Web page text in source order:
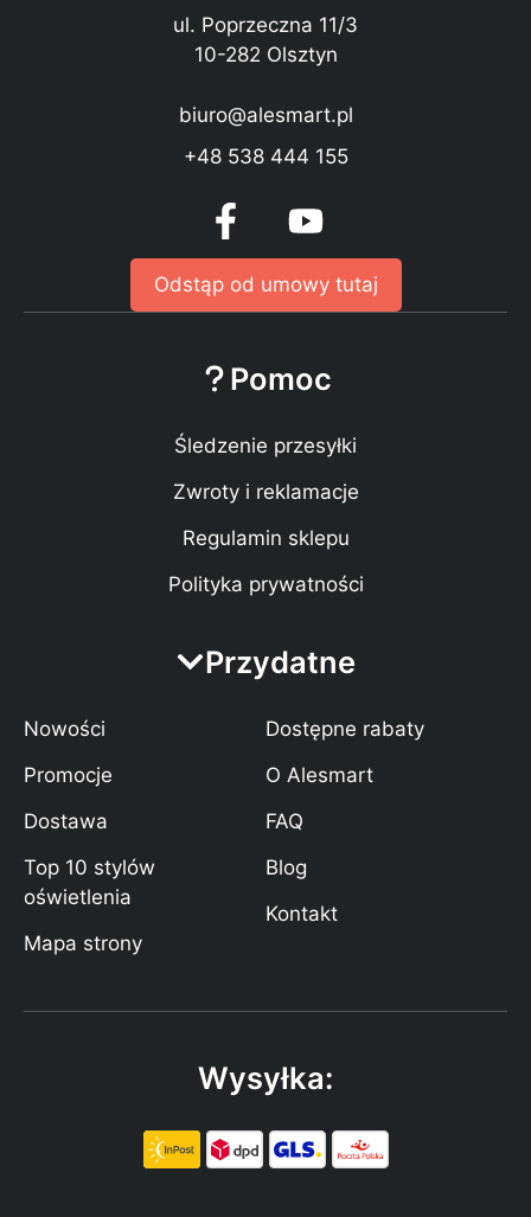
ul. Poprzeczna 11/3
10-282 Olsztyn
biuro@alesmart.pl
+48 538 444 155
Odstąp od umowy tutaj
Pomoc
Śledzenie przesyłki
Zwroty i reklamacje
Regulamin sklepu
Polityka prywatności
Przydatne
Nowości
Promocje
Dostawa
Top 10 stylów
oświetlenia
Mapa strony
Dostępne rabaty
O Alesmart
FAQ
Blog
Kontakt
Wysyłka: